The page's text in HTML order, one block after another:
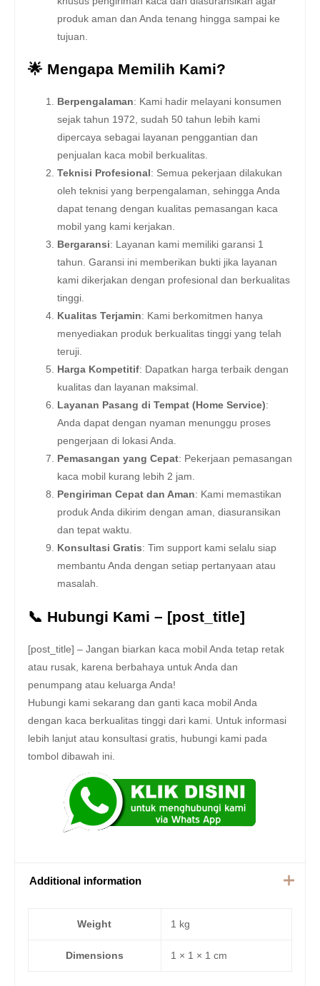
produk aman dan Anda tenang hingga sampai ke
tujuan.
🌟 Mengapa Memilih Kami?
Berpengalaman: Kami hadir melayani konsumen
sejak tahun 1972, sudah 50 tahun lebih kami
dipercaya sebagai layanan penggantian dan
penjualan kaca mobil berkualitas.
Teknisi Profesional : Semua pekerjaan dilakukan
oleh teknisi yang berpengalaman, sehingga Anda
dapat tenang dengan kualitas pemasangan kaca
mobil yang kami kerjakan.
Bergaransi: Layanan kami memiliki garansi 1
tahun. Garansi ini memberikan bukti jika layanan
kami dikerjakan dengan profesional dan berkualitas
tinggi.
Kualitas Terjamin: Kami berkomitmen hanya
menyediakan produk berkualitas tinggi yang telah
teruji.
Harga Kompetitif: Dapatkan harga terbaik dengan
kualitas dan layanan maksimal.
Layanan Pasang di Tempat (Home Service):
Anda dapat dengan nyaman menunggu proses
pengerjaan di lokasi Anda.
Pemasangan yang Cepat: Pekerjaan pemasangan
kaca mobil kurang lebih 2 jam.
Pengiriman Cepat dan Aman: Kami memastikan
produk Anda dikirim dengan aman, diasuransikan
dan tepat waktu.
Konsultasi Gratis: Tim support kami selalu siap
membantu Anda dengan setiap pertanyaan atau
masalah.
📞 Hubungi Kami – [post_title]
[post_title] – Jangan biarkan kaca mobil Anda tetap retak
atau rusak, karena berbahaya untuk Anda dan
penumpang atau keluarga Anda!
Hubungi kami sekarang dan ganti kaca mobil Anda
dengan kaca berkualitas tinggi dari kami. Untuk informasi
lebih lanjut atau konsultasi gratis, hubungi kami pada
tombol dibawah ini.
Additional information
Weight 1 kg
Dimensions 1 × 1 × 1 cm